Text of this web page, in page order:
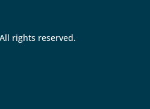
rights reserved.